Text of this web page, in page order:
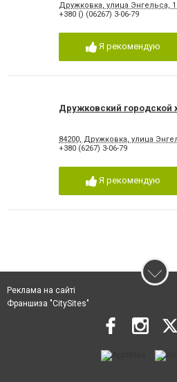
Дружковка, улица Энгельса,
+380 () (06267) 3-06-79
Я рекомендую
Дружковский городской
84200, Дружковка, улица
+380 (6267) 3-06-79
Я рекомендую
Реклама на сайті
Франшиза "CitySites"